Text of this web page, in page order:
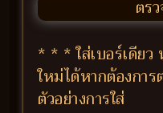
* * * ใส่เบอร์เดียว
ใหม่ได้หากต้องกา
ตัวอย่างการใส่